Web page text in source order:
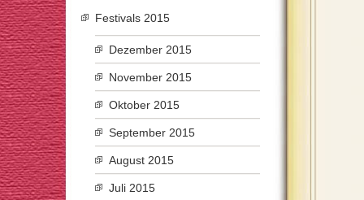
Festivals 2015
Dezember 2015
November 2015
Oktober 2015
September 2015
August 2015
Juli 2015